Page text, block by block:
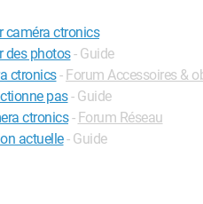
caméra ctronics
des photos- Guide
ctronics- Forum Accessoires &
pas- Guide
ctronics - Forum Réseau
actuelle- Guide